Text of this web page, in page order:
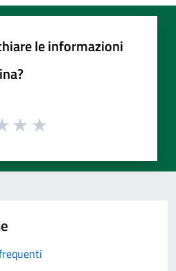
le informazioni